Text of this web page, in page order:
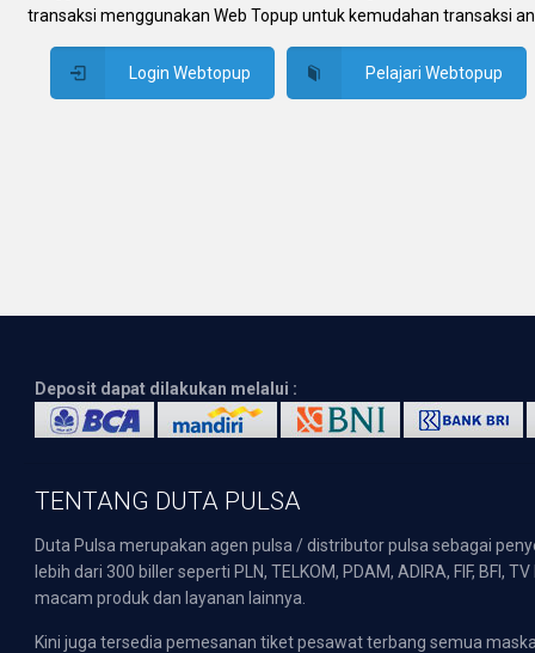
transaksi menggunakan Web Topup untuk kemudahan transaksi
Login Webtopup Pelajari Webtopup
Deposit dapat dilakukan melalui :
TENTANG DUTA PULSA
Duta Pulsa merupakan agen pulsa / distributor pulsa sebagai
lebih dari 300 biller seperti PLN, TELKOM, PDAM, ADIRA, FIF,
macam produk dan layanan lainnya.
Kini juga tersedia pemesanan tiket pesawat terbang semua